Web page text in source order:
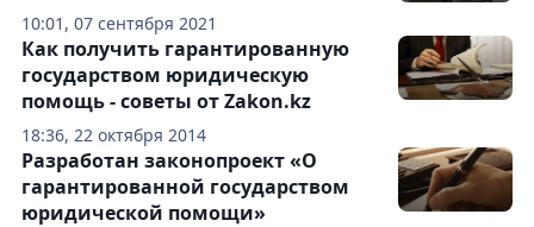
10:01, 07 сентября 2021
18:36, 22 октября 2014
Как получить гарантированную
государством юридическую
помощь - советы от Zakon.kz
Разработан законопроект «О
гарантированной государством
юридической помощи»